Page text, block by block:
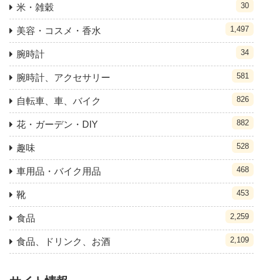
米・雑穀 30
美容・コスメ・香水 1,497
腕時計 34
腕時計、アクセサリー 581
自転車、車、バイク 826
花・ガーデン・DIY 882
趣味 528
車用品・バイク用品 468
靴 453
食品 2,259
食品、ドリンク、お酒 2,109